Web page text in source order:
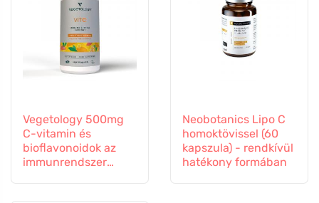
Vegetology 500mg
C-vitamin és
bioflavonoidok az
immunrendszer
Neobotanics Lipo C
homoktövissel (60
kapszula) - rendkívül
hatékony formában